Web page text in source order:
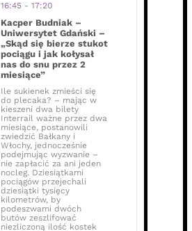
16:45 - 17:20
Kacper Budniak –
Uniwersytet Gdański –
„Skąd się bierze stukot
pociągu i jak kołysał
nas do snu przez 2
miesiące”
Ile sukienek zmieści się
do plecaka? – mając w
kieszeni dwa bilety
Interrail ważne przez dwa
miesiące, postanowili
zwiedzić Bałkany i
Włochy, jednocześnie
podejmując wyzwanie –
nie zapłacić za ani jeden
nocleg. Dziesiątkami
pociągów przejechali
dziesiątki tysięcy
kilometrów, by
podeszwami dwóch
butów zeszlifować
niezliczoną ilość kostek